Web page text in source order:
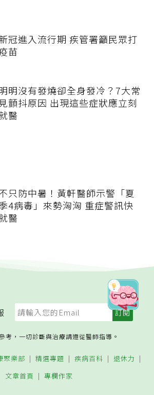
冠進入流行期 疾管署籲民眾打
苗
明沒有發燒卻全身發冷？7大常
見顫抖原因 出現這些症狀應立刻
醫
只防中暑！黃軒醫師示警「夏
4病毒」來勢洶洶 重症警訊快
醫
考，一切診斷與治療請遵從醫師指導。
聚樂部 精選專題 疾病百科
退休力
文章首頁
專欄作家